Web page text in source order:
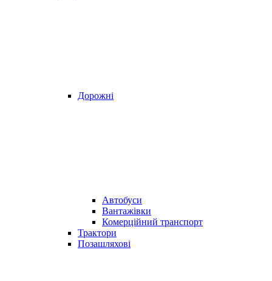
Дорожні
Автобуси
Вантажівки
Комерційний транспорт
Трактори
Позашляхові